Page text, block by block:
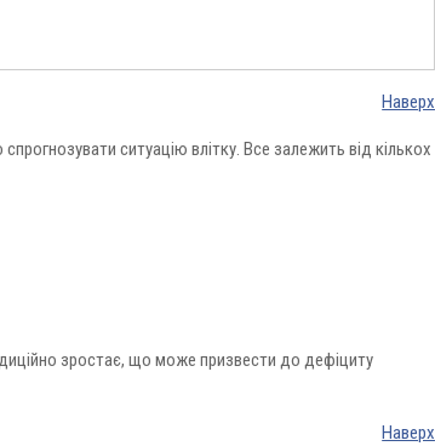
Наверх
ситуацію влітку. Все залежить від кількох
зростає, що може призвести до дефіциту
Наверх